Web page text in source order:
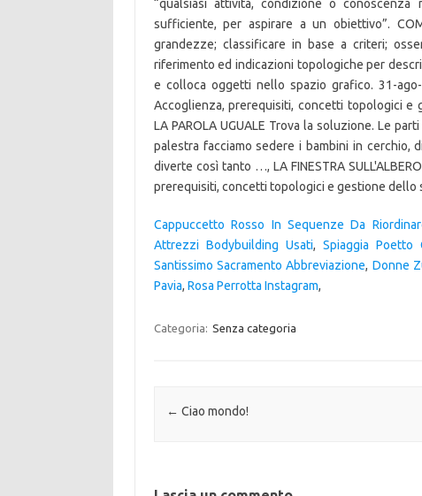
Cappuccetto Rosso In Sequenze Da
Attrezzi Bodybuilding Usati,Spiaggia Poetto
Santissimo Sacramento Abbreviazione, Donne
Pavia, Rosa Perrotta Instagram,
Categoria: Senza categoria
Navigazione articolo
← Ciao mondo!